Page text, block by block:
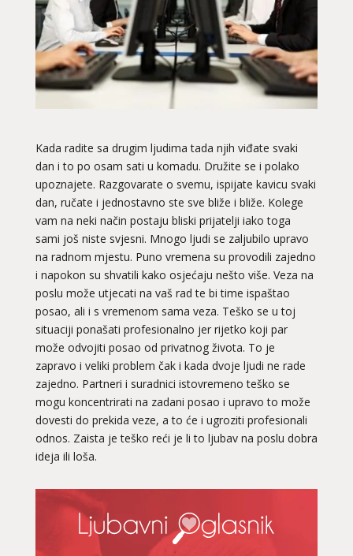
Kada radite sa drugim ljudima tada njih viđate svaki
dan i to po osam sati u komadu. Družite se i polako
upoznajete. Razgovarate o svemu, ispijate kavicu svaki
dan, ručate i jednostavno ste sve bliže i bliže. Kolege
vam na neki način postaju bliski prijatelji iako toga
sami još niste svjesni. Mnogo ljudi se zaljubilo upravo
na radnom mjestu. Puno vremena su provodili zajedno
i napokon su shvatili kako osjećaju nešto više. Veza na
poslu može utjecati na vaš rad te bi time ispaštao
posao, ali i s vremenom sama veza. Teško se u toj
situaciji ponašati profesionalno jer rijetko koji par
može odvojiti posao od privatnog života. To je
zapravo i veliki problem čak i kada dvoje ljudi ne rade
zajedno. Partneri i suradnici istovremeno teško se
mogu koncentrirati na zadani posao i upravo to može
dovesti do prekida veze, a to će i ugroziti profesionali
odnos. Zaista je teško reći je li to ljubav na poslu dobra
ideja ili loša.